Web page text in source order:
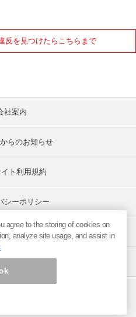
反を見つけたらこちらまで
6月
9月
3月
社案内
らのお知らせ
ト利用規約
シーポリシー
商取引法
します。
agree to the storing of cookies on
analyze site usage, and assist in